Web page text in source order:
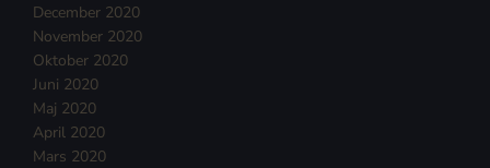
December 2020
November 2020
Oktober 2020
Juni 2020
Maj 2020
April 2020
Mars 2020